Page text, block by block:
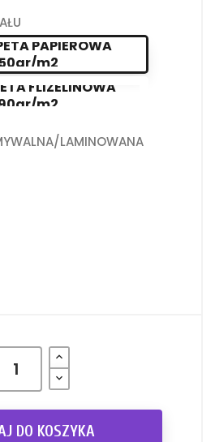
PAPIEROWA
m2
FLIZELINOWA
m2
LAMINOWANA
DO KOSZYKA